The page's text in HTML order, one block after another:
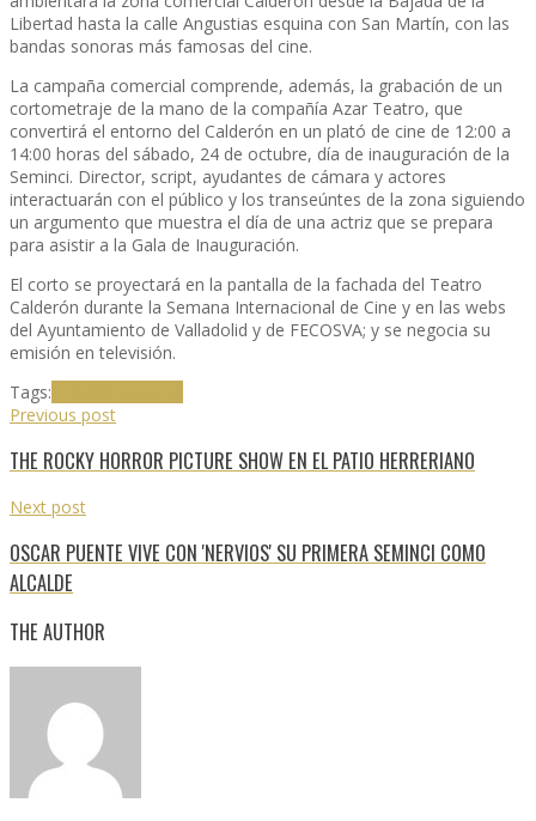
Libertad hasta la calle Angustias esquina con San Martín, con las
bandas sonoras más famosas del cine.
La campaña comercial comprende, además, la grabación de un
cortometraje de la mano de la compañía Azar Teatro, que
convertirá el entorno del Calderón en un plató de cine de 12:00 a
14:00 horas del sábado, 24 de octubre, día de inauguración de la
Seminci. Director, script, ayudantes de cámara y actores
interactuarán con el público y los transeúntes de la zona siguiendo
un argumento que muestra el día de una actriz que se prepara
para asistir a la Gala de Inauguración.
El corto se proyectará en la pantalla de la fachada del Teatro
Calderón durante la Semana Internacional de Cine y en las webs
del Ayuntamiento de Valladolid y de FECOSVA; y se negocia su
emisión en televisión.
Tags:
Previous post
THE ROCKY HORROR PICTURE SHOW EN EL PATIO HERRERIANO
Next post
OSCAR PUENTE VIVE CON 'NERVIOS' SU PRIMERA SEMINCI COMO
ALCALDE
THE AUTHOR